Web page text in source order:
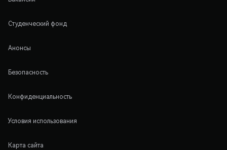
Студенческий фонд
Анонсы
Безопасность
Конфиденциальность
Условия использования
Карта сайта